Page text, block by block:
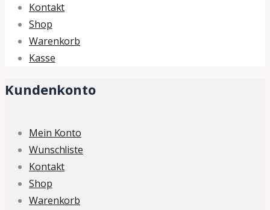
Kontakt
Shop
Warenkorb
Kasse
Kundenkonto
Mein Konto
Wunschliste
Kontakt
Shop
Warenkorb